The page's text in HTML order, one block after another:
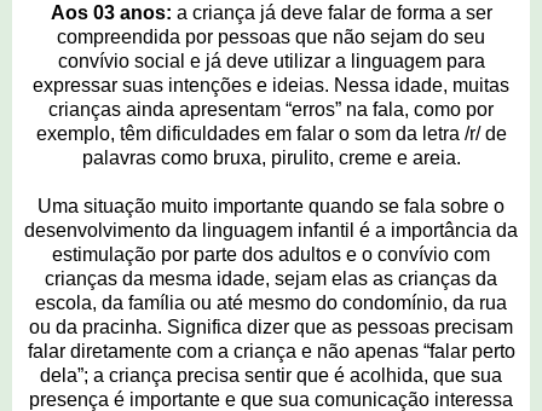
Aos 03 anos: a criança já deve falar de forma a ser
compreendida por pessoas que não sejam do seu
convívio social e já deve utilizar a linguagem para
expressar suas intenções e ideias. Nessa idade, muitas
crianças ainda apresentam “erros” na fala, como por
exemplo, têm dificuldades em falar o som da letra /r/ de
palavras como bruxa, pirulito, creme e areia.
Uma situação muito importante quando se fala sobre o
desenvolvimento da linguagem infantil é a importância da
estimulação por parte dos adultos e o convívio com
crianças da mesma idade, sejam elas as crianças da
escola, da família ou até mesmo do condomínio, da rua
ou da pracinha. Significa dizer que as pessoas precisam
falar diretamente com a criança e não apenas “falar perto
dela”; a criança precisa sentir que é acolhida, que sua
presença é importante e que sua comunicação interessa